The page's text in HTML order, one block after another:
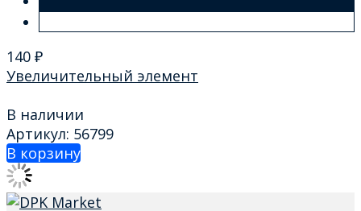
140 ₽
Увеличительный элемент
В наличии
Артикул: 56799
В корзину